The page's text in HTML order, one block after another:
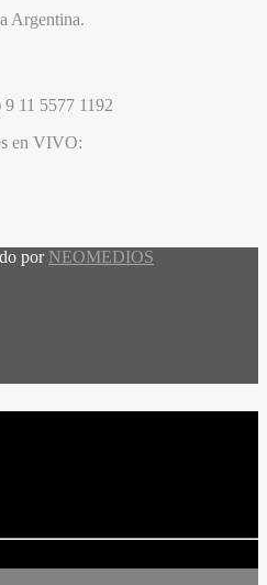
Argentina.
9 11 5577 1192
en VIVO:
por NEOMEDIOS